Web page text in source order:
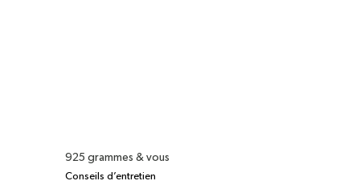
925 grammes & vous
Conseils d’entretien